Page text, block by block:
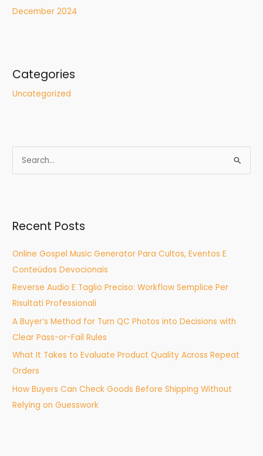
December 2024
Categories
Uncategorized
e
c
f
o
r
:
Recent Posts
Online Gospel Music Generator Para Cultos, Eventos E
Conteúdos Devocionais
Reverse Audio E Taglio Preciso: Workflow Semplice Per
Risultati Professionali
A Buyer’s Method for Turn QC Photos into Decisions with
Clear Pass-or-Fail Rules
What It Takes to Evaluate Product Quality Across Repeat
Orders
How Buyers Can Check Goods Before Shipping Without
Relying on Guesswork